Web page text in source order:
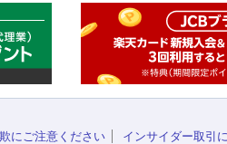
にご注意ください インサイダー取引